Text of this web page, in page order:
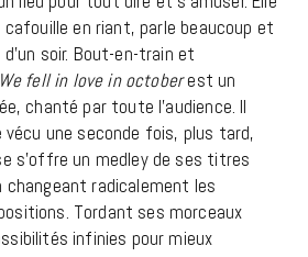
en riant, parle beaucoup et
soir. Bout-en-train et
We fell in love in octoberest un
chanté par toute l’audience. Il
vécu une seconde fois, plus tard,
s’offre un medley de ses titres
radicalement les
Tordant ses morceaux
infinies pour mieux